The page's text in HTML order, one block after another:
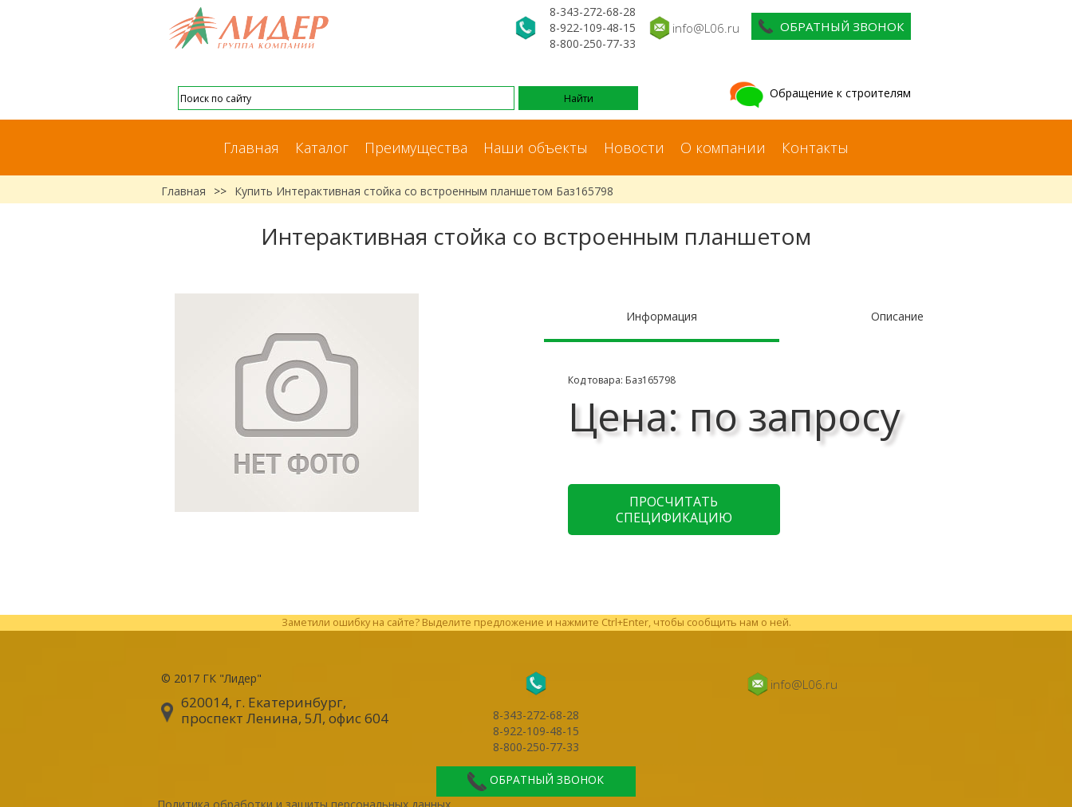
8-343-272-68-28
8-922-109-48-15
8-800-250-77-33
info@L06.ru ОБРАТНЫЙ ЗВОНОК
Обращение к строителям
Главная Каталог Преимущества Наши объекты Новости О компании Контакты
Главная >> Купить Интерактивная стойка со встроенным планшетом Баз165798
Интерактивная стойка со встроенным планшетом
Информация Описание
Код товара: Баз165798
Цена: по запросу
ПРОСЧИТАТЬ
СПЕЦИФИКАЦИЮ
Заметили ошибку на сайте? Выделите предложение и нажмите Ctrl+Enter, чтобы сообщить нам о ней.
© 2017 ГК "Лидер"
620014, г. Екатеринбург,
проспект Ленина, 5Л, офис 604
8-343-272-68-28
8-922-109-48-15
8-800-250-77-33
ОБРАТНЫЙ ЗВОНОК
info@L06.ru
Политика обработки и защиты персональных данных